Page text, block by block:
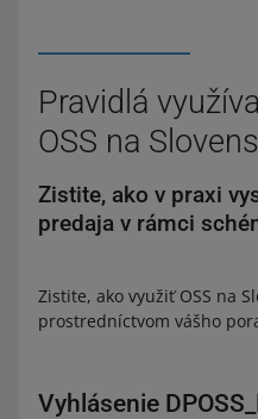
Pravidlá
OSS na
Zistite, ako v praxi
predaja v rámci
Zistite, ako využiť OSS na
prostredníctvom vášho
Vyhlásenie